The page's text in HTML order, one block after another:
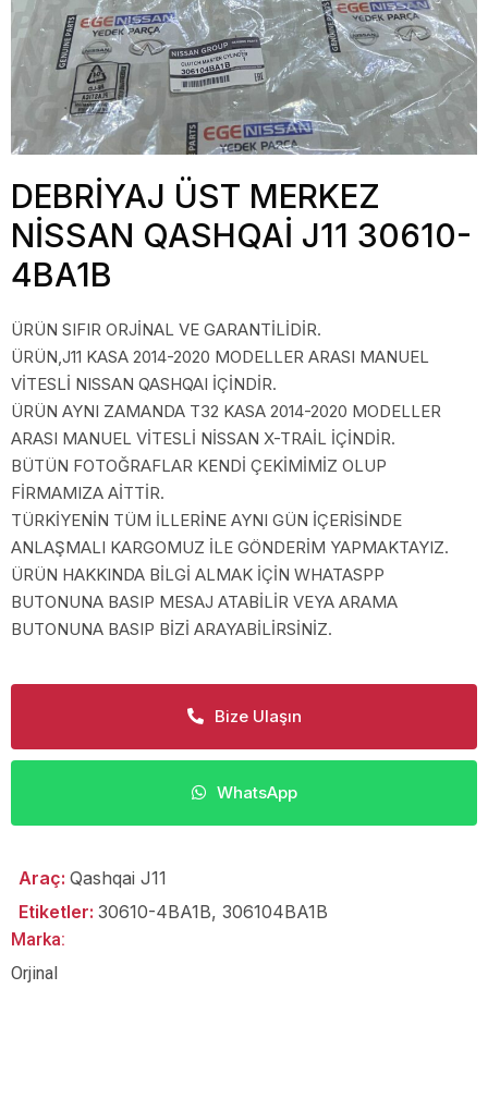
DEBRİYAJ ÜST MERKEZ
NİSSAN QASHQAİ J11 30610-
4BA1B
ÜRÜN SIFIR ORJİNAL VE GARANTİLİDİR.
ÜRÜN,J11 KASA 2014-2020 MODELLER ARASI MANUEL
VİTESLİ NISSAN QASHQAI İÇİNDİR.
ÜRÜN AYNI ZAMANDA T32 KASA 2014-2020 MODELLER
ARASI MANUEL VİTESLİ NİSSAN X-TRAİL İÇİNDİR.
BÜTÜN FOTOĞRAFLAR KENDİ ÇEKİMİMİZ OLUP
FİRMAMIZA AİTTİR.
TÜRKİYENİN TÜM İLLERİNE AYNI GÜN İÇERİSİNDE
ANLAŞMALI KARGOMUZ İLE GÖNDERİM YAPMAKTAYIZ.
ÜRÜN HAKKINDA BİLGİ ALMAK İÇİN WHATASPP
BUTONUNA BASIP MESAJ ATABİLİR VEYA ARAMA
BUTONUNA BASIP BİZİ ARAYABİLİRSİNİZ.
Bize Ulaşın
WhatsApp
Araç: Qashqai J11
Etiketler: 30610-4BA1B, 306104BA1B
Marka:
Orjinal